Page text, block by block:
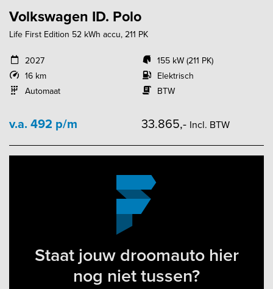
Volkswagen ID. Polo
Life First Edition 52 kWh accu, 211 PK
2027
16 km
Automaat
155 kW (211 PK)
Elektrisch
BTW
v.a. 492 p/m 33.865,- Incl. BTW
Staat jouw droomauto hier
nog niet tussen?